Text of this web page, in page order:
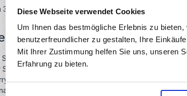
Diese Webseite verwendet Cookies
Um Ihnen das bestmögliche Erlebnis zu
benutzerfreundlicher zu gestalten, Ihre
Mit Ihrer Zustimmung helfen Sie uns, unseren
Erfahrung zu bieten.
und der robusten Mechanik ermöglichen die
für Stereo Potentiometer
Verstärkern
Synthesizer
Pi-Steuerungen
im Labor